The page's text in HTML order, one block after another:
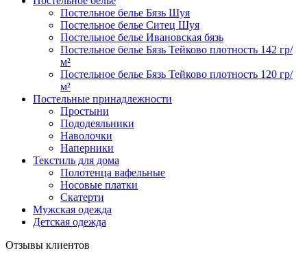
Постельное белье Бязь Шуя
Постельное белье Ситец Шуя
Постельное белье Ивановская бязь
Постельное белье Бязь Тейково плотность 142 гр/
м²
Постельное белье Бязь Тейково плотность 120 гр/
м²
Постельные принадлежности
Простыни
Пододеяльники
Наволочки
Наперники
Текстиль для дома
Полотенца вафельные
Носовые платки
Скатерти
Мужская одежда
Детская одежда
Отзывы клиентов